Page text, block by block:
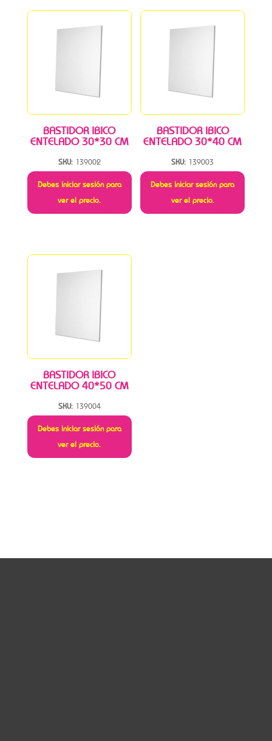
BASTIDOR IBICO
ENTELADO 30*30 CM
SKU: 139002
Debes iniciar sesión para
ver el precio.
BASTIDOR IBICO
ENTELADO 30*40 CM
SKU: 139003
Debes iniciar sesión para
ver el precio.
BASTIDOR IBICO
ENTELADO 40*50 CM
SKU: 139004
Debes iniciar sesión para
ver el precio.